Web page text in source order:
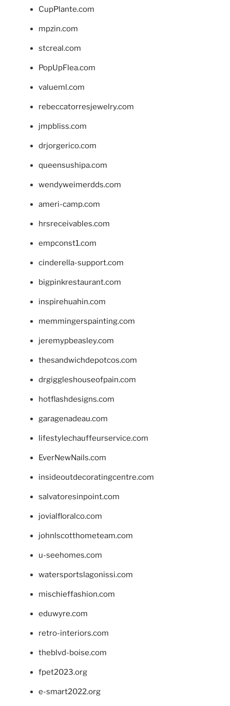
CupPlante.com
mpzin.com
stcreal.com
PopUpFlea.com
valueml.com
rebeccatorresjewelry.com
jmpbliss.com
drjorgerico.com
queensushipa.com
wendyweimerdds.com
ameri-camp.com
hrsreceivables.com
empconst1.com
cinderella-support.com
bigpinkrestaurant.com
inspirehuahin.com
memmingerspainting.com
jeremypbeasley.com
thesandwichdepotcos.com
drgiggleshouseofpain.com
hotflashdesigns.com
garagenadeau.com
lifestylechauffeurservice.com
EverNewNails.com
insideoutdecoratingcentre.com
salvatoresinpoint.com
jovialfloralco.com
johnlscotthometeam.com
u-seehomes.com
watersportslagonissi.com
mischieffashion.com
eduwyre.com
retro-interiors.com
theblvd-boise.com
fpet2023.org
e-smart2022.org